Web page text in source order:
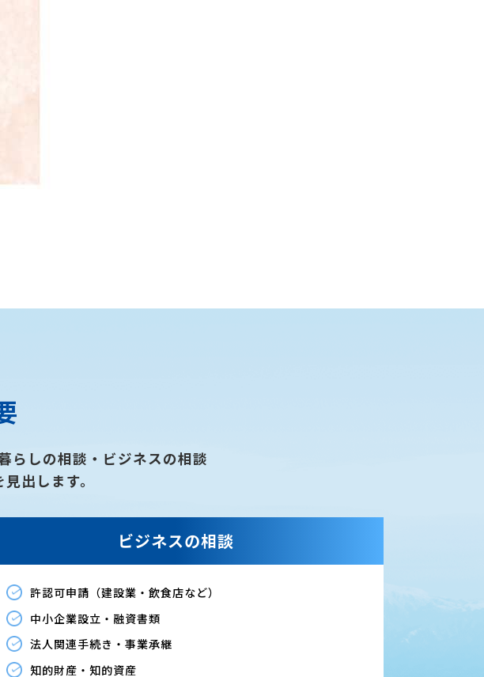
らしの相談・ビジネスの相談
出します。
ビジネスの相談
許認可申請（建設業・飲食店など）
中小企業設立・融資書類
法人関連手続き・事業承継
知的財産・知的資産